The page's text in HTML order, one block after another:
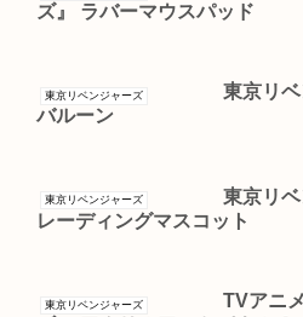
ズ』 ラバーマウスパッド
東京リベンジャーズ
東京リ
バルーン
東京リベンジャーズ
東京リ
レーディングマスコット
東京リベンジャーズ
TVアニ